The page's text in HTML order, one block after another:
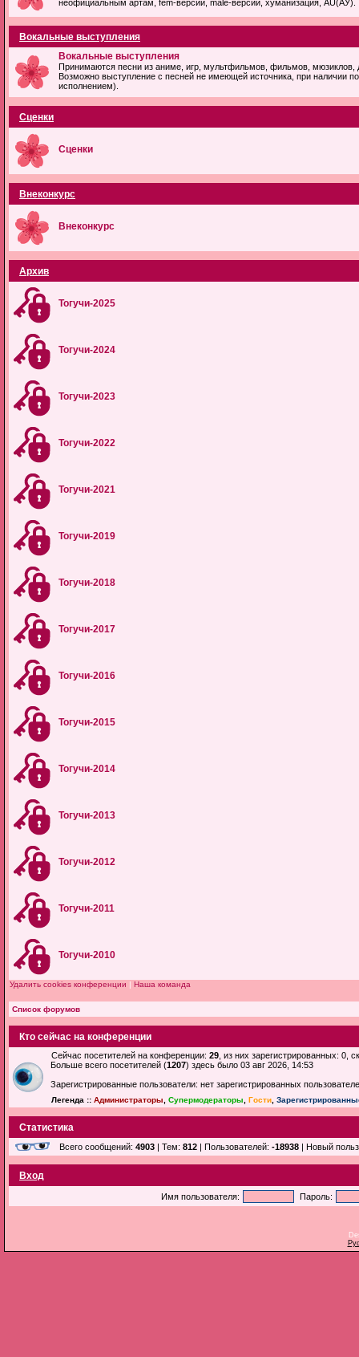
неофициальным артам, fem-версии, male-версии, хуманизация, AU(АУ).
Вокальные выступления
Вокальные выступления
Принимаются песни из аниме, игр, мультфильмов, фильмов, мюзиклов,
Возможно выступление с песней не имеющей источника, при наличии
исполнением).
Сценки
Сценки
Внеконкурс
Внеконкурс
Архив
Тогучи-2025
Тогучи-2024
Тогучи-2023
Тогучи-2022
Тогучи-2021
Тогучи-2019
Тогучи-2018
Тогучи-2017
Тогучи-2016
Тогучи-2015
Тогучи-2014
Тогучи-2013
Тогучи-2012
Тогучи-2011
Тогучи-2010
Удалить cookies конференции | Наша команда
Список форумов
Кто сейчас на конференции
Сейчас посетителей на конференции: 29 , из них зарегистрированных: 0,
Больше всего посетителей (1207) здесь было 03 авг 2026, 14:53
Зарегистрированные пользователи: нет зарегистрированных
Легенда :: Администраторы Супермодераторы Гости
Статистика
Всего сообщений: 4903 | Тем: 812 | Пользователей: -18938 | Новый
Вход
Имя пользователя: Пароль: